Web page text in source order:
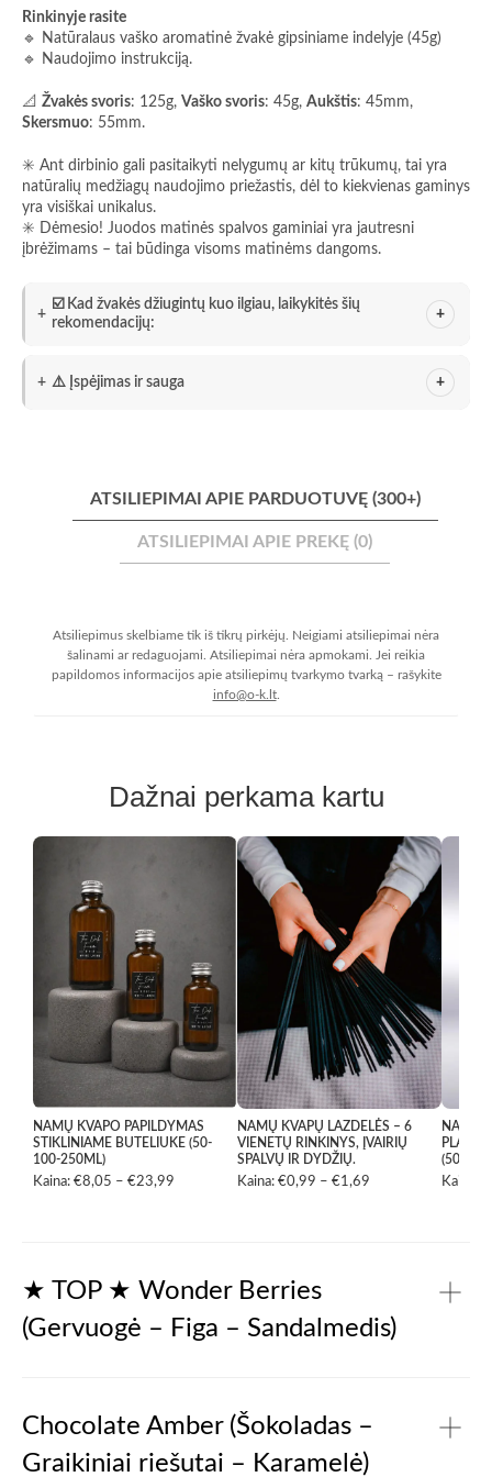
Rinkinyje rasite
🔹 Natūralaus vaško aromatinė žvakė gipsiniame indelyje (45g)
🔹 Naudojimo instrukciją.
📐 Žvakės svoris: 125g, Vaško svoris: 45g, Aukštis: 45mm,
Skersmuo: 55mm.
✳️ Ant dirbinio gali pasitaikyti nelygumų ar kitų trūkumų, tai yra
natūralių medžiagų naudojimo priežastis, dėl to kiekvienas gaminys
yra visiškai unikalus.
✳️ Dėmesio! Juodos matinės spalvos gaminiai yra jautresni
įbrėžimams – tai būdinga visoms matinėms dangoms.
☑️ Kad žvakės džiugintų kuo ilgiau, laikykitės šių
rekomendacijų:
⚠️ Įspėjimas ir sauga
ATSILIEPIMAI APIE PARDUOTUVĘ (300+)
ATSILIEPIMAI APIE PREKĘ (0)
Atsiliepimus skelbiame tik iš tikrų pirkėjų. Neigiami atsiliepimai nėra
šalinami ar redaguojami. Atsiliepimai nėra apmokami. Jei reikia
papildomos informacijos apie atsiliepimų tvarkymo tvarką – rašykite
info@o-k.lt.
Dažnai perkama kartu
NAMŲ KVAPO PAPILDYMAS
STIKLINIAME BUTELIUKE (50-
100-250ML)
Kaina: €8,05 – €23,99
NAMŲ KVAPŲ LAZDELĖS – 6
VIENETŲ RINKINYS, ĮVAIRIŲ
SPALVŲ IR DYDŽIŲ.
Kaina:€0,99 – €1,69
NAMŲ
(50ML-
Kaina:
★ TOP ★ Wonder Berries
(Gervuogė – Figa – Sandalmedis)
siūlais. Raudonų uogų ryškumas tampa pagrindiniu šios
žaismingos ir gyvybingos kompozicijos akcentu.
Chocolate Amber (Šokoladas –
Graikiniai riešutai – Karamelė)